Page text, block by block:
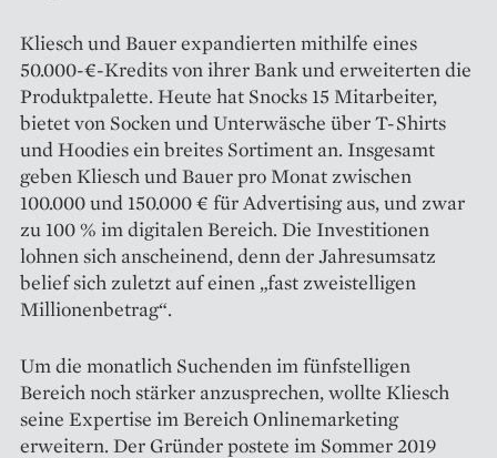
Kliesch und Bauer expandierten mithilfe eines
50.000-€-Kredits von ihrer Bank und erweiterten die
Produktpalette. Heute hat Snocks 15 Mitarbeiter,
bietet von Socken und Unterwäsche über T-Shirts
und Hoodies ein breites Sortiment an. Insgesamt
geben Kliesch und Bauer pro Monat zwischen
100.000 und 150.000 € für Advertising aus, und zwar
zu 100 % im digitalen Bereich. Die Investitionen
lohnen sich anscheinend, denn der Jahresumsatz
belief sich zuletzt auf einen „fast zweistelligen
Millionenbetrag“.
Um die monatlich Suchenden im fünfstelligen
Bereich noch stärker anzusprechen, wollte Kliesch
seine Expertise im Bereich Onlinemarketing
erweitern. Der Gründer postete im Sommer 2019